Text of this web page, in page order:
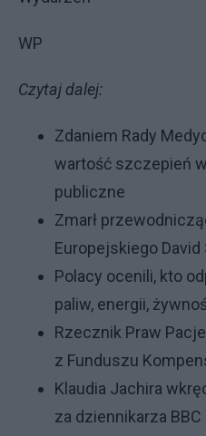
WP
Czytaj dalej:
Zdaniem Rady
wartość szczepień
publiczne
Zmarł
Europejskiego David
Polacy ocenili, kto
paliw, energii,
Rzecznik Praw
z Funduszu
Klaudia Jachira
za dziennikarza BBC